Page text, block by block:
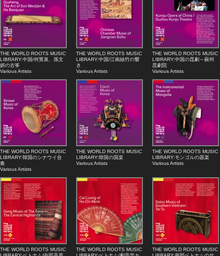
THE WORLD ROOTS MUSIC
LIBRARY:中国/何寳泉、孫文
妍の古筝
Various Artists
THE WORLD ROOTS MUSIC
LIBRARY:中国/江南絲竹の響
き
Various Artists
THE WORLD ROOTS MUSIC
LIBRARY:中国の昆劇～蘇州
昆劇院
Various Artists
THE WORLD ROOTS MUSIC
LIBRARY:韓国のシナウイ合
奏
Various Artists
THE WORLD ROOTS MUSIC
LIBRARY:韓国の国楽
Various Artists
THE WORLD ROOTS MUSIC
LIBRARY:モンゴルの器楽
Various Artists
THE WORLD ROOTS MUSIC
THE WORLD ROOTS MUSIC
THE WORLD ROOTS MUSIC